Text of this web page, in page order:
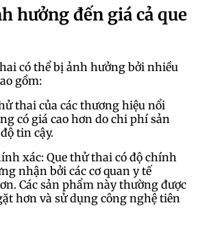
hưởng đến giá cả que
có thể bị ảnh hưởng bởi nhiều
gồm:
thai của các thương hiệu nổi
có giá cao hơn do chi phí sản
tin cậy.
xác: Que thử thai có độ chính
nhận bởi các cơ quan y tế
Các sản phẩm này thường được
hơn và sử dụng công nghệ tiên